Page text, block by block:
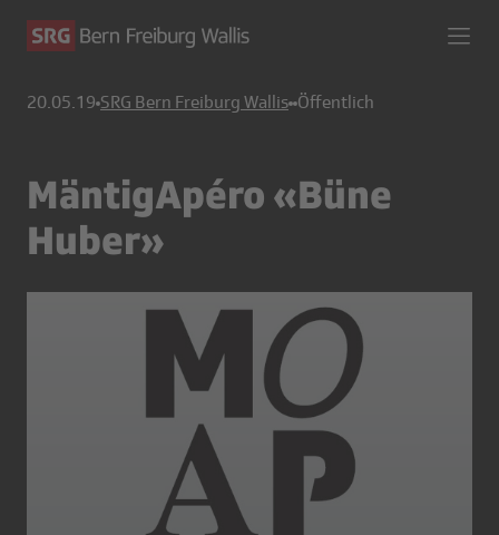
20.05.19 SRG Bern Freiburg Wallis Öffentlich
MäntigApéro «Büne
Huber»